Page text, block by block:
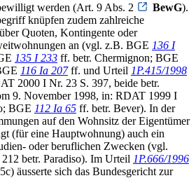
werden (Art. 9 Abs. 2
BewG).
knüpfen zudem zahlreiche
Quoten, Kontingente oder
an (vgl. z.B. BGE 136 I
135 I 233 ff. betr. Chermignon; BGE
116 Ia 207ff. und Urteil 1P.415/1998
2000 I Nr. 23 S. 397, beide betr.
9. November 1998, in: RDAT 1999 I
BGE 112 Ia 65 ff. betr. Bever). In der
auf den Wohnsitz der Eigentümer
(für eine Hauptwohnung) auch ein
oder beruflichen Zwecken (vgl.
betr. Paradiso). Im Urteil 1P.666/1996
äusserte sich das Bundesgericht zur